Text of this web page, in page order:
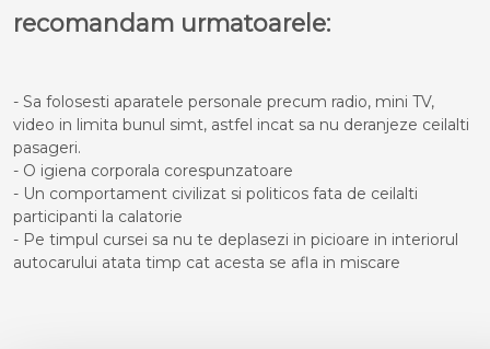
recomandam urmatoarele:
- Sa folosesti aparatele personale precum radio, mini TV,
video in limita bunul simt, astfel incat sa nu deranjeze ceilalti
pasageri.
- O igiena corporala corespunzatoare
- Un comportament civilizat si politicos fata de ceilalti
participanti la calatorie
- Pe timpul cursei sa nu te deplasezi in picioare in interiorul
autocarului atata timp cat acesta se afla in miscare